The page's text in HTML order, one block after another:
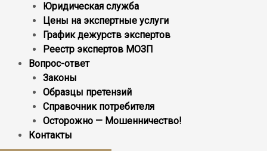
Юридическая служба
Цены на экспертные услуги
График дежурств экспертов
Реестр экcпертов МОЗП
Вопрос-ответ
Законы
Образцы претензий
Справочник потребителя
Осторожно — Мошенничество!
Контакты